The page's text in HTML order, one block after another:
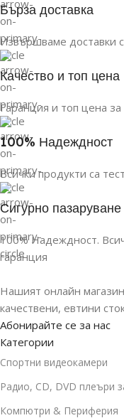
Бърза доставка
Извършваме доставки
Качество и топ цена
Гаранция и топ цена за
100% Надеждност
Всички продукти са
Сигурно пазаруване
100% Надеждност.
гаранция
Нашият онлайн магазин
качествени, евтини
Абонирайте се за нас
Категории
Спортни видеокамери
Радио, CD, DVD плеъри
Компютри & Периферия